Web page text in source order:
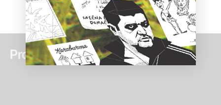
Pročitaj još: